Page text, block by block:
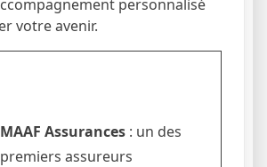
MAAF Assurances : un des
premiers assureurs